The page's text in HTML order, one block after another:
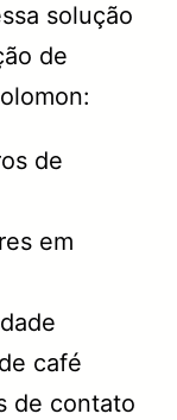
solução
de
de
em
café
de contato